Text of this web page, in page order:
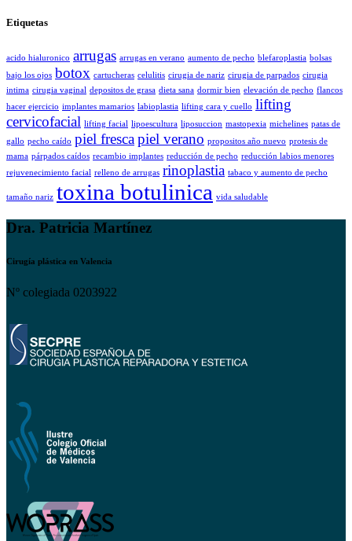
Etiquetas
acido hialuronico arrugas arrugas en verano aumento de pecho blefaroplastia bolsas
bajo los ojos botox cartucheras celulitis cirugia de nariz cirugia de parpados cirugia
intima cirugia vaginal depositos de grasa dieta sana dormir bien elevación de pecho flancos
hacer ejercicio implantes mamarios labioplastia lifting cara y cuello lifting
cervicofacial lifting facial lipoescultura liposuccion mastopexia michelines patas de
gallo pecho caído piel frescapiel verano propositos año nuevo protesis de
mama párpados caídos recambio implantes reducción de pecho reducción labios menores
rejuvenecimiento facial relleno de arrugas rinoplastia tabaco y aumento de pecho
tamaño nariz toxina botulinica vida saludable
Dra. Patricia Martínez
Cirugía plástica en Valencia
Nº colegiada 0203922